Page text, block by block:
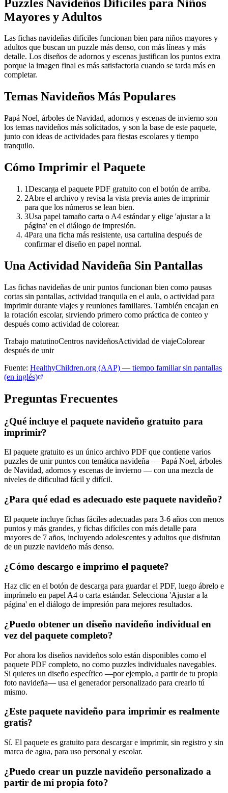
Puzzles Navideños Difíciles para Niños
Mayores y Adultos
Las fichas navideñas difíciles funcionan bien para niños mayores y
adultos que buscan un puzzle más denso, con más líneas y más
detalle. Los diseños de adornos y escenas justifican los puntos extra
porque la imagen final es más satisfactoria cuando se tarda más en
completar.
Temas Navideños Más Populares
Papá Noel, árboles de Navidad, adornos y escenas de invierno son
los temas navideños más solicitados, y son la base de este paquete,
junto con ideas de actividades para fiestas escolares y tiempo
tranquilo.
Cómo Imprimir el Paquete
1Descarga el paquete PDF gratuito con el botón de arriba.
2Abre el archivo y revisa la vista previa antes de imprimir
para que los números se lean bien.
3Usa papel tamaño carta o A4 estándar y elige 'ajustar a la
página' en el diálogo de impresión.
4Para una ficha más resistente, usa cartulina después de
confirmar el diseño en papel normal.
Una Actividad Navideña Sin Pantallas
Las fichas navideñas de unir puntos funcionan bien como pausas
cortas sin pantallas, actividad tranquila en el aula, o actividad para
imprimir durante viajes y reuniones familiares. También encajan en
la rotación escolar, sirviendo primero como práctica de conteo y
después como actividad de colorear.
Trabajo matutinoCentros navideñosActividad de viajeColorear
después de unir
Fuente: HealthyChildren.org (AAP) — tiempo familiar sin pantallas
(en inglés)
Preguntas Frecuentes
¿Qué incluye el paquete navideño gratuito para
imprimir?
El paquete gratuito es un único archivo PDF que contiene varios
puzzles de unir puntos con temática navideña — Papá Noel, árboles
de Navidad, adornos y escenas de invierno — con una mezcla de
niveles de dificultad fácil y difícil.
¿Para qué edad es adecuado este paquete navideño?
El paquete incluye fichas fáciles adecuadas para 3-6 años con menos
puntos y más grandes, y fichas difíciles con más detalle para
mayores de 7 años, incluyendo adolescentes y adultos que disfrutan
de un puzzle navideño más denso.
¿Cómo descargo e imprimo el paquete?
Haz clic en el botón de descarga para guardar el PDF, luego ábrelo e
imprímelo en papel A4 o carta estándar. Selecciona 'Ajustar a la
página' en el diálogo de impresión para mejores resultados.
¿Puedo obtener un diseño navideño individual en
vez del paquete completo?
Por ahora los diseños navideños solo están disponibles como el
paquete PDF completo, no como puzzles individuales navegables.
Si quieres un diseño específico —por ejemplo, a partir de tu propia
foto navideña— usa el generador personalizado para crearlo tú
mismo.
¿Este paquete navideño para imprimir es realmente
gratis?
Sí. El paquete es gratuito para descargar e imprimir, sin registro y sin
marca de agua, para uso personal y escolar.
¿Puedo crear un puzzle navideño personalizado a
partir de mi propia foto?